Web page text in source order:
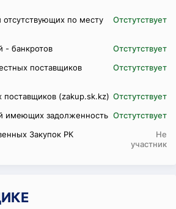
отсутствующих по месту
Отстутствует
- банкротов
Отстутствует
поставщиков
Отстутствует
(zakup.sk.kz) Отстутствует
имеющих задолженность Отстутствует
Закупок РК
Не
участник